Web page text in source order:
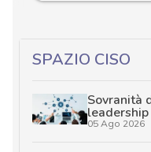
SPAZIO CISO
Sovranità
leadership
05 Ago 2026